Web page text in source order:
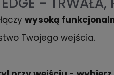
wysoką
Twojego wejścia.